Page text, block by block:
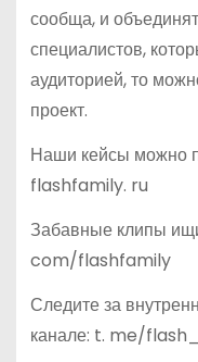
сообща, и
специалистов,
аудиторией, то
проект.
Наши кейсы можно
flashfamily. ru
Забавные клипы
com/flashfamily
Следите за
канале: t. me/